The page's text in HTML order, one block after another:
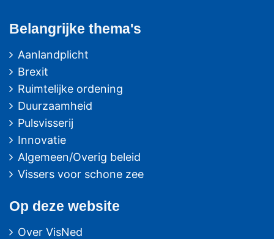
Belangrijke thema's
Aanlandplicht
Brexit
Ruimtelijke ordening
Duurzaamheid
Pulsvisserij
Innovatie
Algemeen/Overig beleid
Vissers voor schone zee
Op deze website
Over VisNed